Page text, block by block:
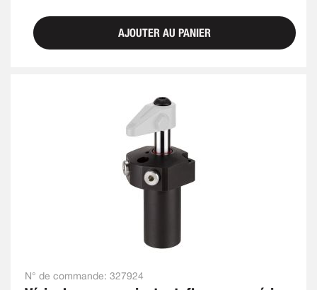
AJOUTER AU PANIER
N° de commande: 327924